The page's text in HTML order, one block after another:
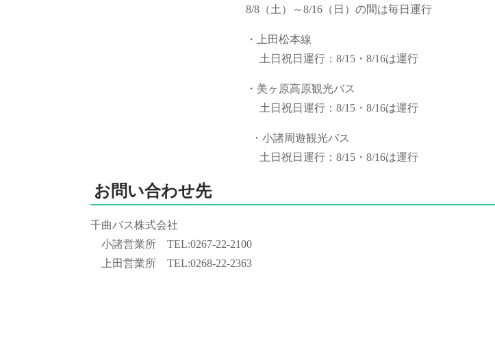
8/8（土）～8/16（日）の間は毎日運行
・上田松本線
土日祝日運行：8/15・8/16は運行
・美ヶ原高原観光バス
土日祝日運行：8/15・8/16は運行
・小諸周遊観光バス
土日祝日運行：8/15・8/16は運行
お問い合わせ先
千曲バス株式会社
小諸営業所 TEL:0267-22-2100
上田営業所 TEL:0268-22-2363